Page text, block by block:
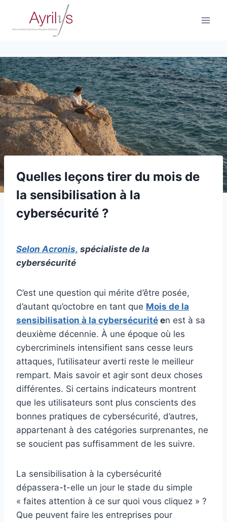
contenu
Quelles leçons tirer du mois de
la sensibilisation à la
cybersécurité ?
Selon Acronis, spécialiste de la
cybersécurité
C’est une question qui mérite d’être posée,
d’autant qu’octobre en tant que Mois de la
sensibilisation à la cybersécurité en est à sa
deuxième décennie. À une époque où les
cybercriminels intensifient sans cesse leurs
attaques, l’utilisateur averti reste le meilleur
rempart. Mais savoir et agir sont deux choses
différentes. Si certains indicateurs montrent
que les utilisateurs sont plus conscients des
bonnes pratiques de cybersécurité, d’autres,
appartenant à des catégories surprenantes, ne
se soucient pas suffisamment de les suivre.
La sensibilisation à la cybersécurité
dépassera-t-elle un jour le stade du simple
« faites attention à ce sur quoi vous cliquez » ?
Que peuvent faire les entreprises pour